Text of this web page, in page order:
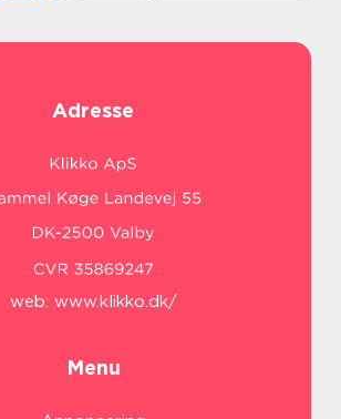
Adresse
web: www.klikko.dk/
Menu